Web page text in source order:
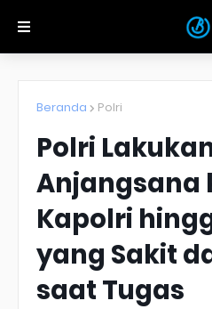
Beranda Polri
Polri
Anjangsana
Kapolri
yang Sakit
saat Tugas